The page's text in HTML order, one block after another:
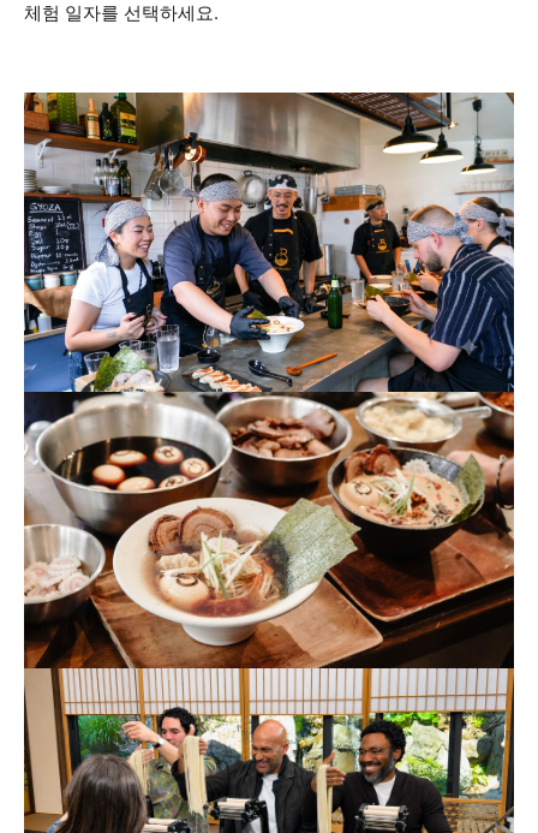
체험 일자를 선택하세요.